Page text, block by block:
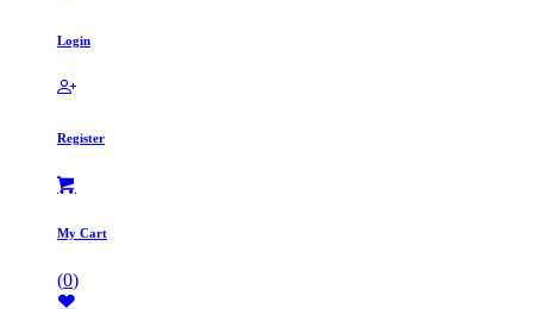
Login
Register
My Cart
(0)